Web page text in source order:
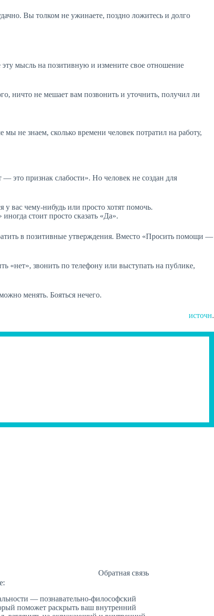
Вы толком не ужинаете, поздно ложитесь и долго
эту мысль на позитивную и измените свое отношение
ничто не мешает вам позвонить и уточнить, получил ли
не знаем, сколько времени человек потратил на работу,
это признак слабости». Но человек не создан для
вас чему-нибудь или просто хотят помочь.
стоит просто сказать «Да».
в позитивные утверждения. Вместо «Просить помощи —
звонить по телефону или выступать на публике,
менять. Бояться нечего.
источн.
Обратная связь
— познавательно-философский
поможет раскрыть ваш внутренний